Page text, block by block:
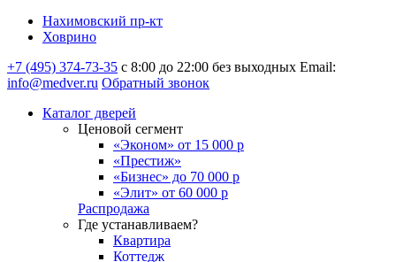
Нахимовский пр-кт
Ховрино
+7 (495) 374-73-35 с 8:00 до 22:00 без выходных Email:
info@medver.ru Обратный звонок
Каталог дверей
Ценовой сегмент
«Эконом» от 15 000 р
«Престиж»
«Бизнес» до 70 000 р
«Элит» от 60 000 р
Распродажа
Где устанавливаем?
Квартира
Коттедж